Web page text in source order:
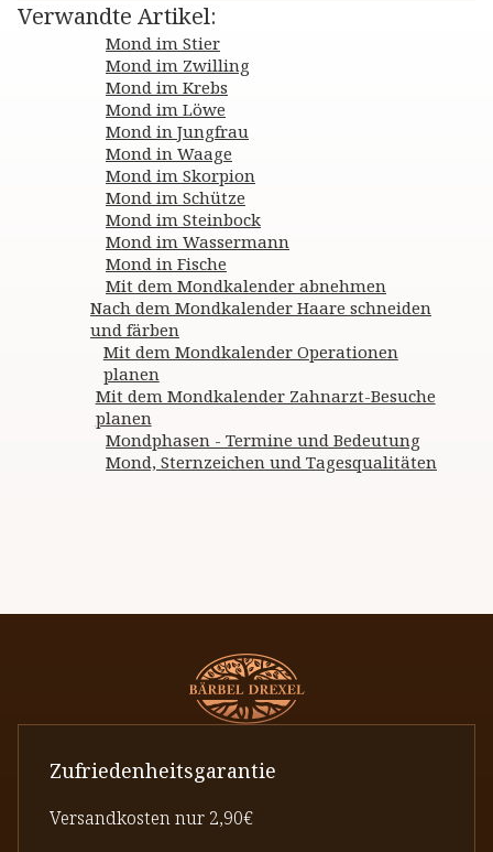
Verwandte Artikel:
Mond im Stier
Mond im Zwilling
Mond im Krebs
Mond im Löwe
Mond in Jungfrau
Mond in Waage
Mond im Skorpion
Mond im Schütze
Mond im Steinbock
Mond im Wassermann
Mond in Fische
Mit dem Mondkalender abnehmen
Nach dem Mondkalender Haare schneiden
und färben
Mit dem Mondkalender Operationen
planen
Mit dem Mondkalender Zahnarzt-Besuche
planen
Mondphasen - Termine und Bedeutung
Mond, Sternzeichen und Tagesqualitäten
Zufriedenheitsgarantie
Versandkosten nur 2,90€